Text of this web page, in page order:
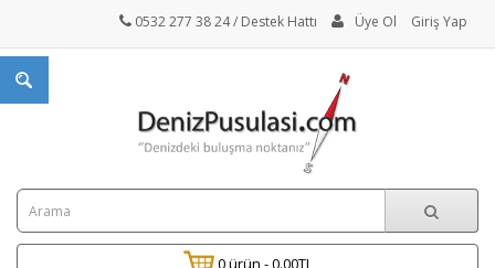
0532 277 38 24/ Destek Hattı Üye Ol Giriş Yap